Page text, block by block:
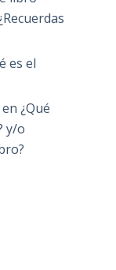
es el
en ¿Qué
y/o